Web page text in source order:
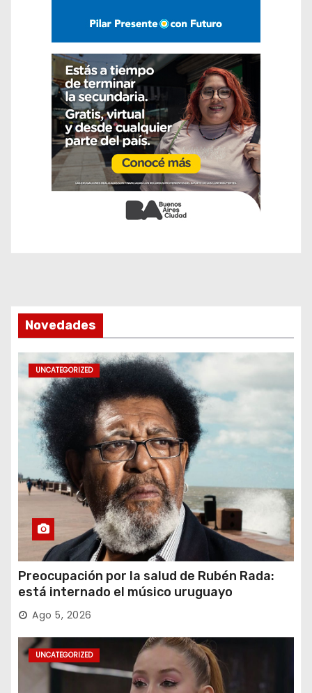
Novedades
UNCATEGORIZED
Preocupación por la salud de Rubén Rada:
está internado el músico uruguayo
Ago 5, 2026
UNCATEGORIZED